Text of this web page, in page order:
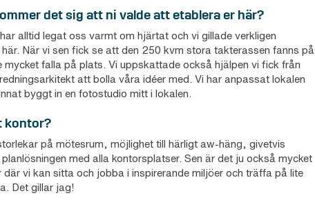
det sig att ni valde att etablera er här?
alltid legat oss varmt om hjärtat och vi gillade verkligen
När vi sen fick se att den 250 kvm stora takterassen fanns på
falla på plats. Vi uppskattade också hjälpen vi fick från
att bolla våra idéer med. Vi har anpassat lokalen
byggt in en fotostudio mitt i lokalen.
kontor?
på mötesrum, möjlighet till härligt aw-häng, givetvis
med alla kontorsplatser. Sen är det ju också mycket
vi kan sitta och jobba i inspirerande miljöer och träffa på lite
Det gillar jag!